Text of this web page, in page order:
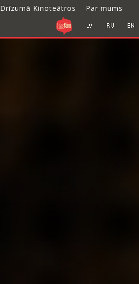
Drīzumā Kinoteātros Par mums